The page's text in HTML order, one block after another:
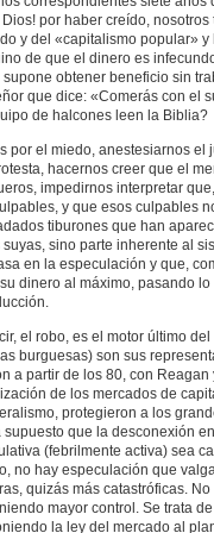
por haber creído,
y del «capitalismo popular»
de que el dinero es
obtener beneficio sin
que dice: «Comerás con el
de halcones leen la Biblia?
por el miedo, anestesiarnos el
hacernos creer que el
impedirnos interpretar
y que esos culpables
tiburones que han
sino parte inherente al
en la especulación y que,
dinero al máximo, pasando
el robo, es el motor último
burguesas) son sus
a partir de los 80, con Reagan
de los mercados de
protegieron a los
que la desconexión
(febrilmente activa) sea
no hay especulación que
quizás más catastróficas.
mayor control. Se trata
la ley del mercado al